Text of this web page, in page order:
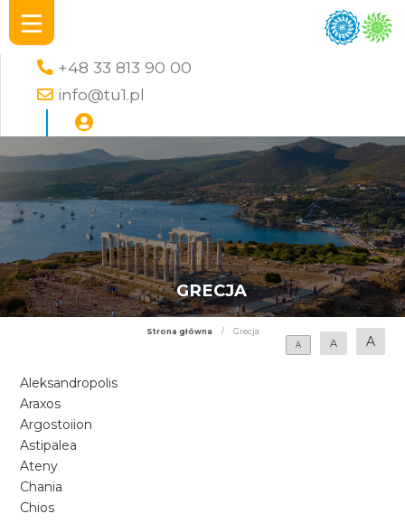
+48 33 813 90 00
info@tu1.pl
GRECJA
Strona główna /
Grecja
A
A A
Aleksandropolis
Araxos
Argostoiion
Astipalea
Ateny
Chania
Chios